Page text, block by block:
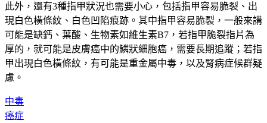
此外，還有3種指甲狀況也需要小心，包括指甲容易脆裂、出
現白色橫條紋、白色凹陷痕跡。其中指甲容易脆裂，一般來講
可能是缺鈣、葉酸、生物素如維生素B7，若指甲脆裂指片為
厚的，就可能是皮膚癌中的鱗狀細胞癌，需要長期追蹤；若指
甲出現白色橫條紋，有可能是重金屬中毒，以及腎病症候群疑
慮。
中毒
癌症